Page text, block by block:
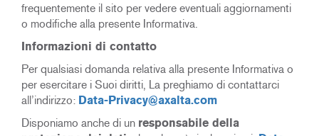
frequentemente il sito per vedere eventuali aggiornamenti
o modifiche alla presente Informativa.
Informazioni di contatto
Per qualsiasi domanda relativa alla presente Informativa o
per esercitare i Suoi diritti, La preghiamo di contattarci
all’indirizzo: Data-Privacy@axalta.com
Disponiamo anche di un responsabile della